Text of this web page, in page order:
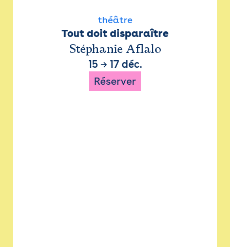
théâtre
Tout doit disparaître
Stéphanie Aflalo
15 → 17 déc.
Réserver